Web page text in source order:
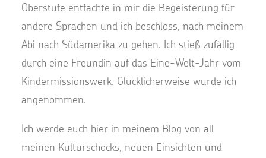
Oberstufe entfachte in mir die Begeisterung für
andere Sprachen und ich beschloss, nach meinem
Abi nach Südamerika zu gehen. Ich stieß zufällig
durch eine Freundin auf das Eine-Welt-Jahr vom
Kindermissionswerk. Glücklicherweise wurde ich
angenommen.
Ich werde euch hier in meinem Blog von all
meinen Kulturschocks, neuen Einsichten und